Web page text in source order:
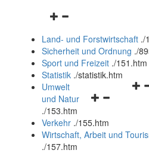
Navigationsmenü
und
schließen
Land- und Forstwirtschaft ./
Sicherheit und Ordnung ./
Sport und Freizeit ./151.htm
Statistik ./statistik.htm
und
schließen
Umwelt
und Natur
./153.htm
Verkehr ./155.htm
Wirtschaft, Arbeit und
./157.htm